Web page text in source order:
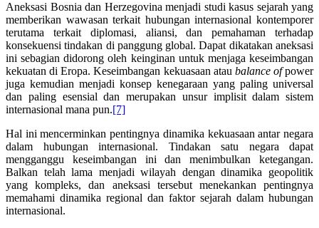
Aneksasi Bosnia dan Herzegovina menjadi studi kasus sejarah yang
memberikan wawasan terkait hubungan internasional kontemporer
terutama terkait diplomasi, aliansi, dan pemahaman terhadap
konsekuensi tindakan di panggung global. Dapat dikatakan aneksasi
ini sebagian didorong oleh keinginan untuk menjaga keseimbangan
kekuatan di Eropa. Keseimbangan kekuasaan atau balance ofpower
juga kemudian menjadi konsep kenegaraan yang paling universal
dan paling esensial dan merupakan unsur implisit dalam sistem
internasional mana pun.[7]
Hal ini mencerminkan pentingnya dinamika kekuasaan antar negara
dalam hubungan internasional. Tindakan satu negara dapat
mengganggu keseimbangan ini dan menimbulkan ketegangan.
Balkan telah lama menjadi wilayah dengan dinamika geopolitik
yang kompleks, dan aneksasi tersebut menekankan pentingnya
memahami dinamika regional dan faktor sejarah dalam hubungan
internasional.